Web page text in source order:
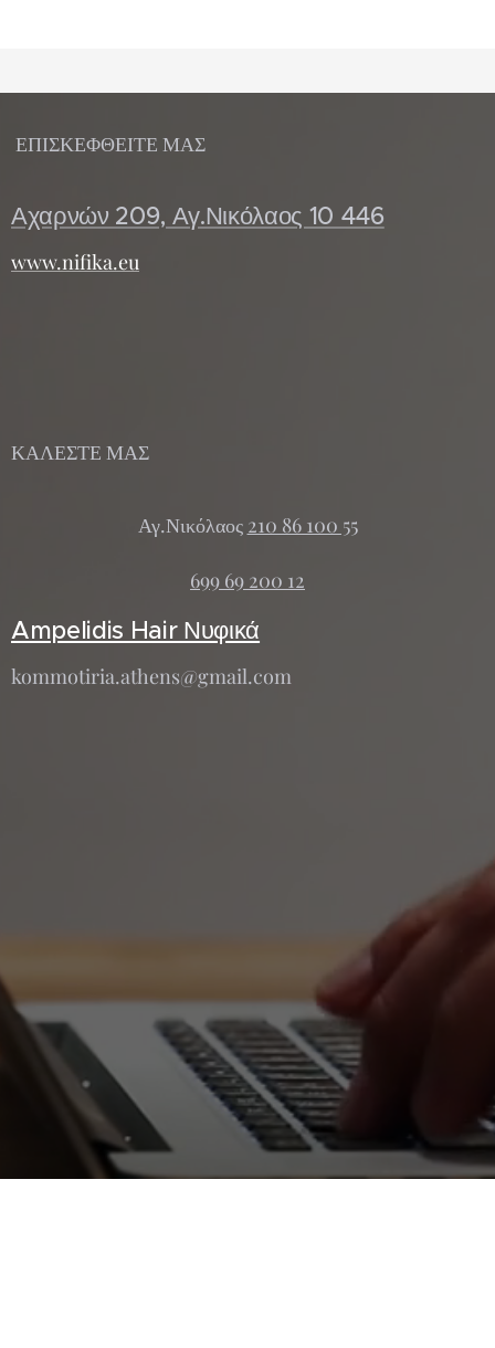
ΕΠΙΣΚΕΦΘΕΙΤΕ ΜΑΣ
Αχαρνών 209, Αγ.Νικόλαος 10 446
www.nifika.eu
ΚΑΛΕΣΤΕ ΜΑΣ
Αγ.Νικόλαος 210 86 100 55
699 69 200 12
Ampelidis Hair Νυφικά
kommotiria.athens@gmail.com